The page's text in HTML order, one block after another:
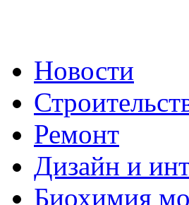
Новости
Ремонт
Дизайн и
Биохимия